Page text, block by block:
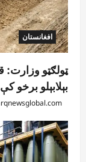
افغانستان
ټولګټو وزارت:
بېلابېلو برخو